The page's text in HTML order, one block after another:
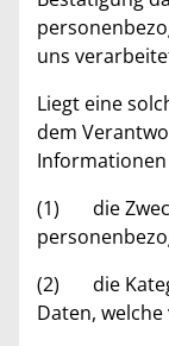
uns
Liegt eine
dem
(1) die
(2) die
Daten,